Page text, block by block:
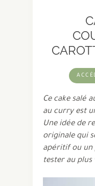
Ce cake salé
au curry est
Une idée de
originale qui
apéritif ou un
tester au plus